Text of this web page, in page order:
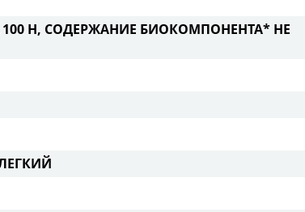
Н, СОДЕРЖАНИЕ БИОКОМПОНЕНТА* НЕ